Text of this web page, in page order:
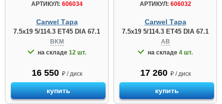
АРТИКУЛ: 606034
Carwel Тара
7.5x19 5/114.3 ET45 DIA 67.1
BKM
на складе 12 шт.
16 550 ₽ / диск
купить
АРТИКУЛ: 606032
Carwel Тара
7.5x19 5/114.3 ET45 DIA 67.1
AB
на складе 4 шт.
17 260 ₽ / диск
купить